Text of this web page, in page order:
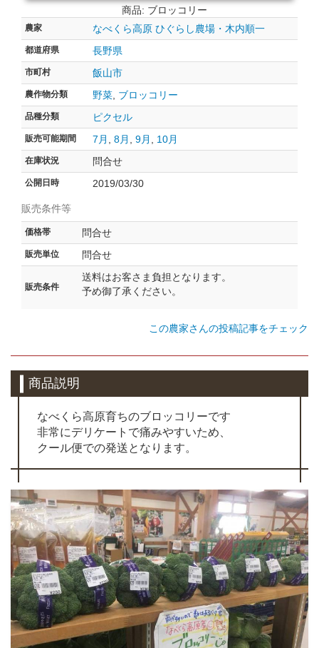
商品: ブロッコリー
農家 なべくら高原 ひぐらし農場・木内順一
都道府県 長野県
市町村 飯山市
農作物分類 野菜 ブロッコリー
品種分類 ピクセル
販売可能期間 7月 8月 9月 10月
在庫状況 問合せ
公開日時 2019/03/30
販売条件等
価格帯 問合せ
販売単位 問合せ
販売条件
送料はお客さま負担となります。
予め御了承ください。
この農家さんの投稿記事をチェック
商品説明
なべくら高原育ちのブロッコリーです
非常にデリケートで痛みやすいため、
クール便での発送となります。